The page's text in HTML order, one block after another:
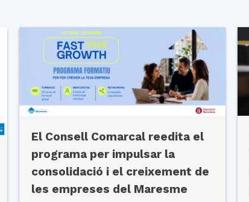
El Consell Comarcal reedita el
programa per impulsar la
consolidació i el creixement de
les empreses del Maresme